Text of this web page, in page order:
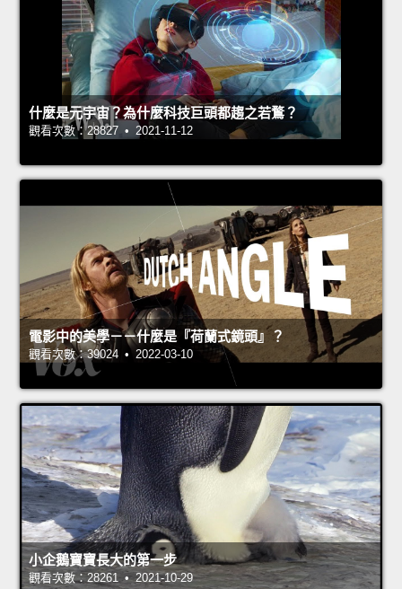
什麼是元宇宙？為什麼科技巨頭都趨之若鶩？
觀看次數：28827 • 2021-11-12
電影中的美學－－什麼是『荷蘭式鏡頭』？
觀看次數：39024 • 2022-03-10
小企鵝寶寶長大的第一步
觀看次數：28261 • 2021-10-29